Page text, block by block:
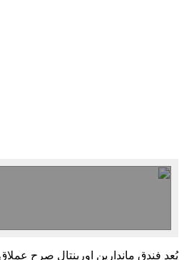
يُعد فندق ماندارين اورينتال صرح